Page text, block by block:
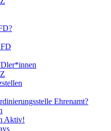
Ehrenamt?
Aktiv!